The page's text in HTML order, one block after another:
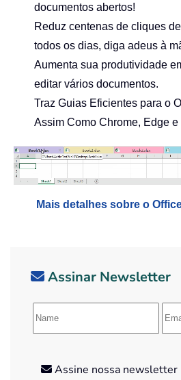
documentos abertos!
Reduz centenas de cliques
todos os dias, diga adeus à
Aumenta sua produtividade
editar vários documentos.
Traz Guias Eficientes para o
Assim Como Chrome, Edge e
Mais detalhes sobre o
Assinar Newsletter
Assine nossa newsletter